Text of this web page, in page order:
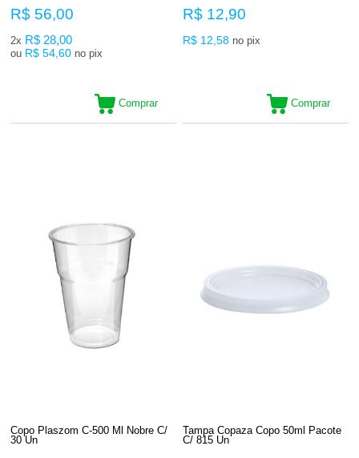
R$ 56,00
2x R$ 28,00
ou R$ 54,60 no pix
Comprar
R$ 12,90
R$ 12,58 no pix
Comprar
Copo Plaszom C-500 Ml Nobre C/
30 Un
Tampa Copaza Copo 50ml Pacote
C/ 815 Un